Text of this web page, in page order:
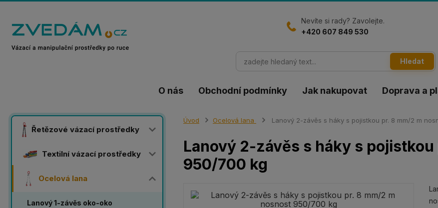
O nás Obchodní podmínky Jak nakupovat Doprava a
Hledat
Nevíte si rady? Zavolejte.
+420 607 849 530
Řetězové vázací prostředky
Textilní vázací prostředky
Ocelová lana
Lanový 1-závěs oko-oko
Úvod Ocelová lana Lanový 2-závěs s háky s pojistkou pr. 8 mm/2 m
Lanový 2-závěs s háky s
950/700 kg